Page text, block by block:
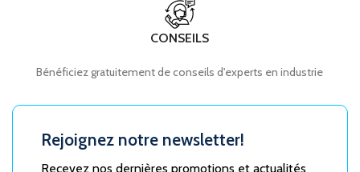
CONSEILS
Bénéficiez gratuitement de conseils d'experts en industrie
Rejoignez notre newsletter!
Recevez nos dernières promotions et actualités